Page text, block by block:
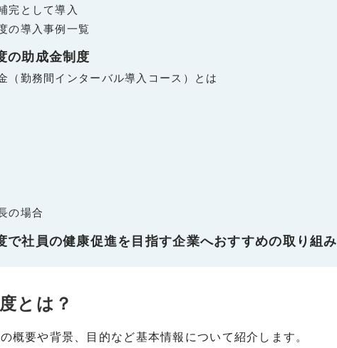
完として導入
の導入事例一覧
の助成金制度
（勤務間インターバル導入コース）とは
の場合
で社員の健康促進を目指す企業へおすすめの取り組み
とは？
概要や背景、目的など基本情報について紹介します。